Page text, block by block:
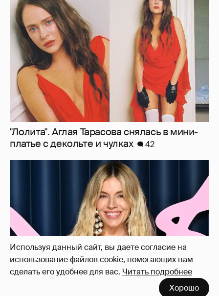
Используя данный сайт, вы даете согласие на
использование файлов cookie, помогающих нам
сделать его удобнее для вас. Читать подробнее
Хорошо
"Лолита". Аглая Тарасова снялась в мини-
платье с декольте и чулках
42